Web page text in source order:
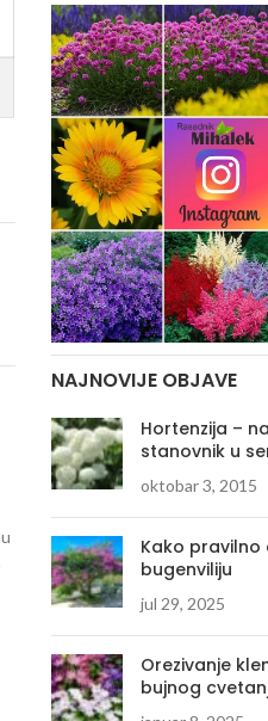
NAJNOVIJE OBJAVE
Hortenzija –
stanovnik u
oktobar 3, 2015
Kako pravilno
bugenviliju
jul 29, 2025
Orezivanje
bujnog